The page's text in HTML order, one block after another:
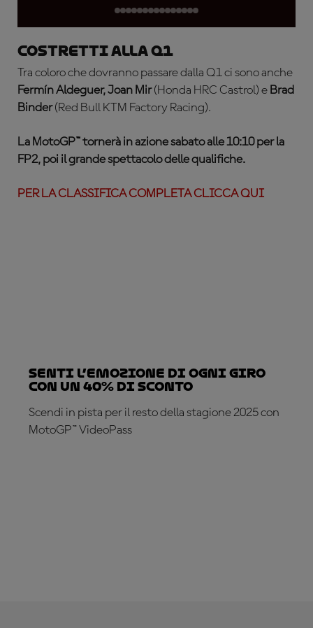
Costretti alla Q1
Tra coloro che dovranno passare dalla Q1 ci sono anche
Fermín Aldeguer, Joan Mir(Honda HRC Castrol) e Brad
Binder(Red Bull KTM Factory Racing).
La MotoGP™ tornerà in azione sabato alle 10:10 per la
FP2, poi il grande spettacolo delle qualifiche.
PER LA CLASSIFICA COMPLETA CLICCA QUI
Senti l’emozione di ogni giro
con un 40% di sconto
Scendi in pista per il resto della stagione 2025 con
MotoGP™ VideoPass